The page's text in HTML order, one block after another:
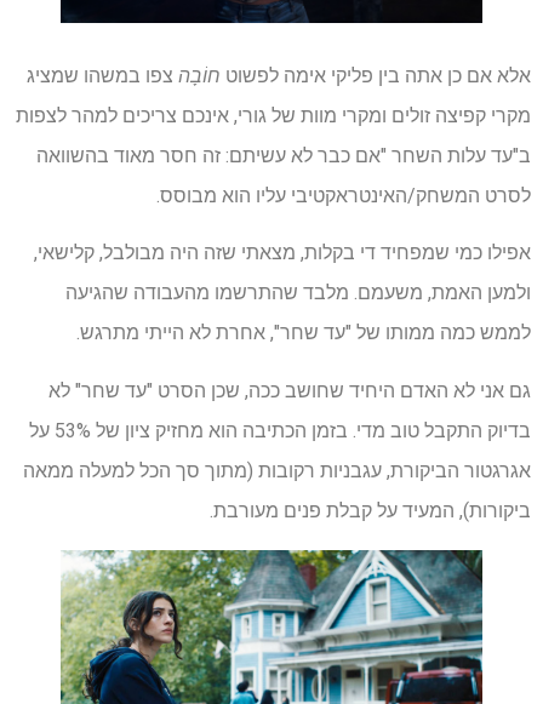
אלא אם כן אתה בין פליקי אימה לפשוט חוֹבָה צפו במשהו שמציג
מקרי קפיצה זולים ומקרי מוות של גורי, אינכם צריכים למהר לצפות
ב"עד עלות השחר "אם כבר לא עשיתם: זה חסר מאוד בהשוואה
לסרט המשחק/האינטראקטיבי עליו הוא מבוסס.
אפילו כמי שמפחיד די בקלות, מצאתי שזה היה מבולבל, קלישאי,
ולמען האמת, משעמם. מלבד שהתרשמו מהעבודה שהגיעה
לממש כמה ממותו של "עד שחר", אחרת לא הייתי מתרגש.
גם אני לא האדם היחיד שחושב ככה, שכן הסרט "עד שחר" לא
בדיוק התקבל טוב מדי. בזמן הכתיבה הוא מחזיק ציון של 53% על
אגרגטור הביקורת, עגבניות רקובות (מתוך סך הכל למעלה ממאה
ביקורות), המעיד על קבלת פנים מעורבת.